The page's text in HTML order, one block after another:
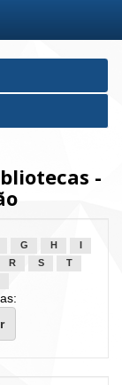
-
G H
R S
T